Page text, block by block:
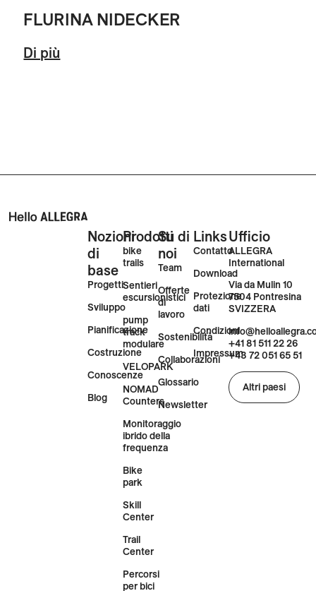
FLURINA NIDECKER
Di più
Nozioni
di
base
Progetti
Sviluppo
Pianificazione
Costruzione
Conoscenze
Blog
Prodotti
bike
trails
Sentieri
escursionistici
pump
track
modulare
VELOPARK
NOMAD
Counters
Monitoraggio
ibrido della
frequenza
Bike
park
Skill
Center
Trail
Center
Percorsi
per bici
Su di
noi
Team
Offerte
di
lavoro
Sostenibilità
Collaborazioni
Glossario
Newsletter
Links
Contatto
Download
Protezione
dati
Condizioni
Impressum
Ufficio
ALLEGRA
International
Via da Mulin 10
7504 Pontresina
SVIZZERA
+41 81 511 22 26
+43 72 051 65 51
Altri paesi